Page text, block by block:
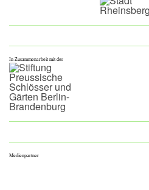
In Zusammenarbeit mit der
Medienpartner